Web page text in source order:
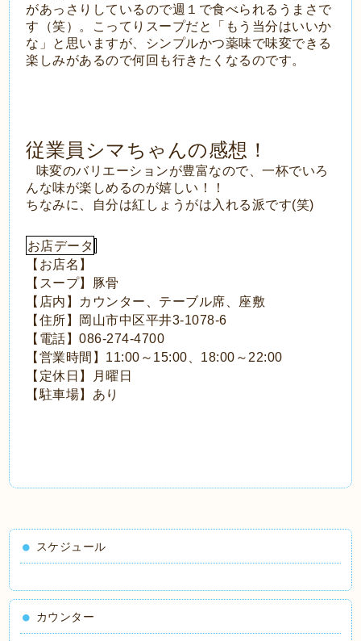
があっさりしているので週１で食べられるうまさで
す（笑）。こってりスープだと「もう当分はいいか
な」と思いますが、シンプルかつ薬味で味変できる
楽しみがあるので何回も行きたくなるのです。
従業員シマちゃんの感想！
味変のバリエーションが豊富なので、一杯でいろ
んな味が楽しめるのが嬉しい！！
ちなみに、自分は紅しょうがは入れる派です(笑)
お店データ
【お店名】
【スープ】豚骨
【店内】カウンター、テーブル席、座敷
【住所】岡山市中区平井3-1078-6
【電話】086-274-4700
【営業時間】 11:00 ～ 15:00、 18:00 ～22:00
【定休日】月曜日
【駐車場】あり
スケジュール
カウンター